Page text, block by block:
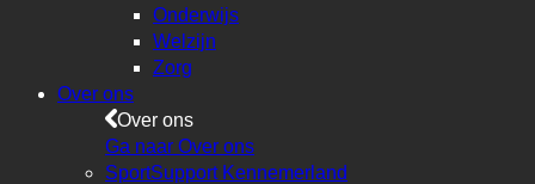
Onderwijs
Welzijn
Zorg
Over ons
Over ons
Ga naar Over ons
SportSupport Kennemerland